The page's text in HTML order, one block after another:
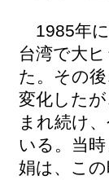
1985年に
台湾で大
た。その
変化した
まれ続け
いる。当
娟は、こ